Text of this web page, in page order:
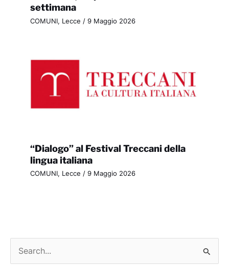
settimana
COMUNI, Lecce / 9 Maggio 2026
“Dialogo” al Festival Treccani della
lingua italiana
COMUNI, Lecce / 9 Maggio 2026